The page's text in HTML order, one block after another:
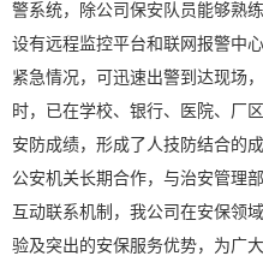
警系统，除公司保安队员能够熟
设有远程监控平台和联网报警中
紧急情况，可迅速出警到达现场
时，已在学校、银行、医院、厂
安防成绩，形成了人技防结合的
公安机关长期合作，与治安管理
互动联系机制，我公司在安保领
验及突出的安保服务优势，为广